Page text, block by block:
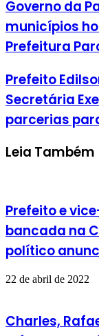
Governo da
municípios
Prefeitura
Prefeito
Secretária
parcerias
Leia Também
Prefeito e
bancada na
político
22 de abril de 2022
Charles,